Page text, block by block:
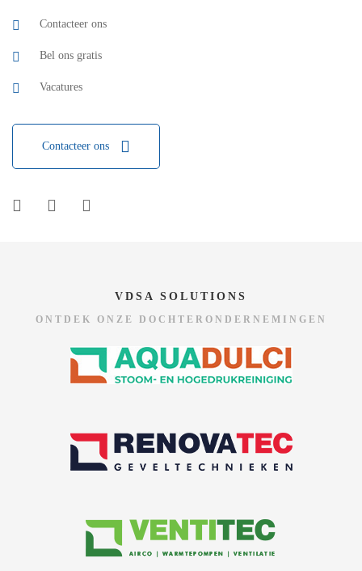
Contacteer ons
Bel ons gratis
Vacatures
Contacteer ons
VDSA SOLUTIONS
ONTDEK ONZE DOCHTERONDERNEMINGEN